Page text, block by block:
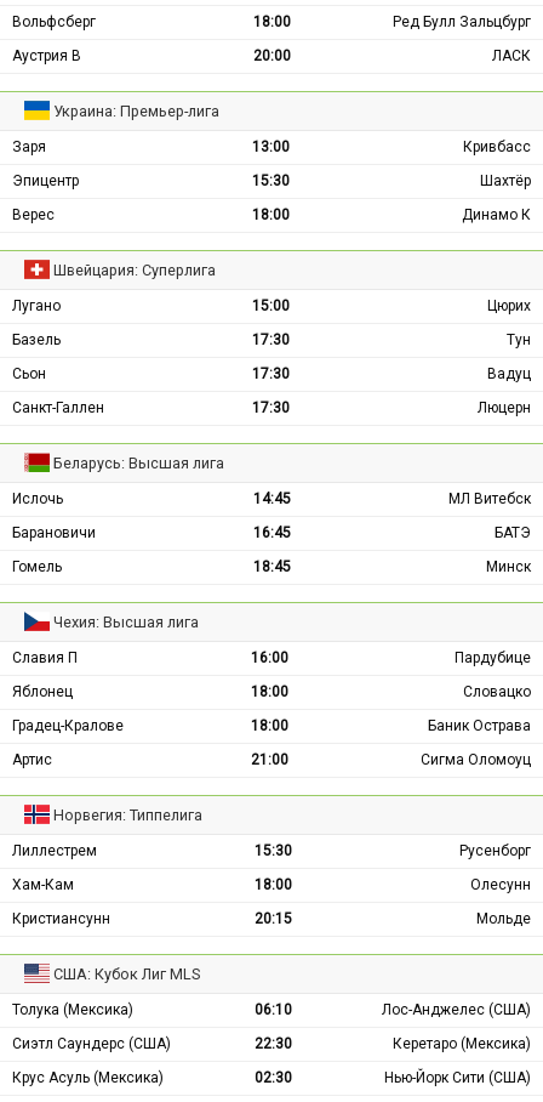
Вольфсберг 18:00
Ред Булл Зальцбург
Аустрия В
20:00 ЛАСК
Украина: Премьер-лига
Заря 13:00
Кривбасс
Эпицентр
15:30
Шахтёр
Верес
18:00 Динамо К
Швейцария: Суперлига
Лугано 15:00
Цюрих
Базель
17:30
Тун
Сьон
17:30
Вадуц
Санкт-Галлен
17:30 Люцерн
Беларусь: Высшая лига
Ислочь 14:45
МЛ Витебск
Барановичи
16:45
БАТЭ
Гомель
18:45 Минск
Чехия: Высшая лига
Славия П 16:00
Пардубице
Яблонец
18:00
Словацко
Градец-Кралове
18:00
Баник Острава
Артис
21:00 Сигма Оломоуц
Норвегия: Типпелига
Лиллестрем 15:30
Русенборг
Хам-Кам
18:00
Олесунн
Кристиансунн
20:15 Мольде
США: Кубок Лиг MLS
Толука (Мексика) 06:10
Лос-Анджелес (США)
Сиэтл Саундерс (США)
22:30
Керетаро (Мексика)
Крус Асуль (Мексика)
02:30
Нью-Йорк Сити (США)